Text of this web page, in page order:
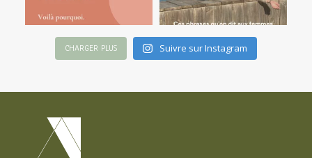
CHARGER PLUS Suivre sur Instagram